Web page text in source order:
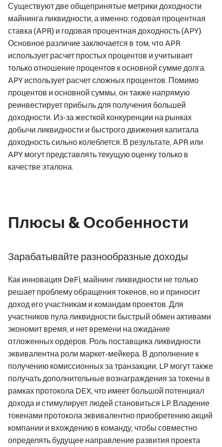
Существуют две общепринятые метрики доходности
майнинга ликвидности, а именно: годовая процентная
ставка (APR) и годовая процентная доходность (APY).
Основное различие заключается в том, что APR
использует расчет простых процентов и учитывает
только отношение процентов к основной сумме долга.
APY использует расчет сложных процентов. Помимо
процентов и основной суммы, он также напрямую
реинвестирует прибыль для получения большей
доходности. Из-за жесткой конкуренции на рынках
добычи ликвидности и быстрого движения капитала
доходность сильно колеблется. В результате, APR или
APY могут представлять текущую оценку только в
качестве эталона.
Плюсы & Особенности
Зарабатывайте разнообразные доходы
Как инновация DeFi, майнинг ликвидности не только
решает проблему обращения токенов, но и приносит
доход его участникам и командам проектов. Для
участников пула ликвидности быстрый обмен активами
экономит время, и нет времени на ожидание
отложенных ордеров. Роль поставщика ликвидности
эквивалентна роли маркет-мейкера. В дополнение к
получению комиссионных за транзакции, LP могут также
получать дополнительные вознаграждения за токены в
рамках протокола DEX, что имеет большой потенциал
дохода и стимулирует людей становиться LP. Владение
токенами протокола эквивалентно приобретению акций
компании и вхождению в команду, чтобы совместно
определять будущее направление развития проекта